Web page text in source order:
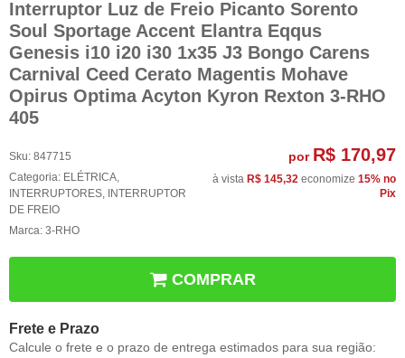
Interruptor Luz de Freio Picanto Sorento
Soul Sportage Accent Elantra Eqqus
Genesis i10 i20 i30 1x35 J3 Bongo Carens
Carnival Ceed Cerato Magentis Mohave
Opirus Optima Acyton Kyron Rexton 3-RHO
405
Sku: 847715
Categoria: ELÉTRICA,
INTERRUPTORES, INTERRUPTOR
DE FREIO
Marca: 3-RHO
por R$ 170,97
à vista R$ 145,32 economize 15% no
Pix
COMPRAR
Frete e Prazo
Calcule o frete e o prazo de entrega estimados para sua região: